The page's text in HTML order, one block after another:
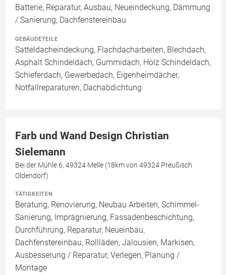
Batterie, Reparatur, Ausbau, Neueindeckung, Dämmung
/ Sanierung, Dachfenstereinbau
GEBÄUDETEILE
Satteldacheindeckung, Flachdacharbeiten, Blechdach,
Asphalt Schindeldach, Gummidach, Holz Schindeldach,
Schieferdach, Gewerbedach, Eigenheimdächer,
Notfallreparaturen, Dachabdichtung
Farb und Wand Design Christian
Sielemann
Bei der Mühle 6, 49324 Melle (18km von 49324 Preußisch
Oldendorf)
TÄTIGKEITEN
Beratung, Renovierung, Neubau Arbeiten, Schimmel-
Sanierung, Imprägnierung, Fassadenbeschichtung,
Durchführung, Reparatur, Neueinbau,
Dachfenstereinbau, Rollläden, Jalousien, Markisen,
Ausbesserung / Reparatur, Verlegen, Planung /
Montage